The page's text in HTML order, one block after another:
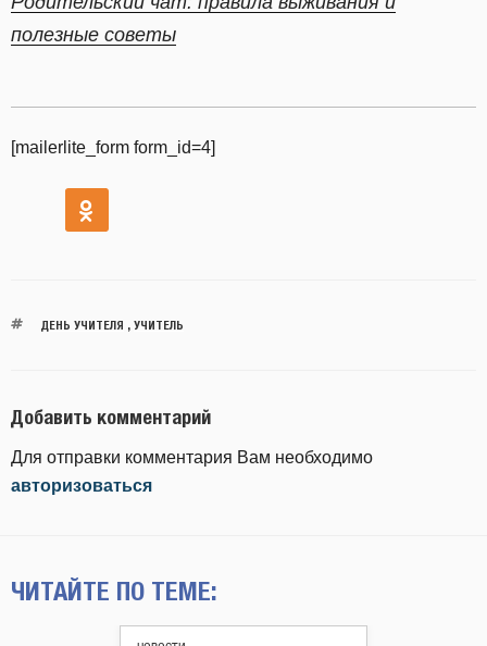
полезные советы
[mailerlite_form form_id=4]
ДЕНЬ УЧИТЕЛЯ , УЧИТЕЛЬ
Добавить комментарий
Для отправки комментария Вам необходимо
авторизоваться
ЧИТАЙТЕ ПО ТЕМЕ: